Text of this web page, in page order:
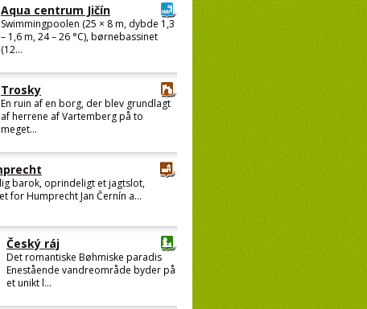
Aqua centrum Jičín
Swimmingpoolen (25 × 8 m, dybde 1,3
– 1,6 m, 24 – 26 °C), børnebassinet
(12...
Trosky
En ruin af en borg, der blev grundlagt
af herrene af Vartemberg på to
meget...
barok, oprindeligt et jagtslot,
for Humprecht Jan Černín a...
Český ráj
Det romantiske Bøhmiske paradis
Enestående vandreområde byder på
et unikt l...